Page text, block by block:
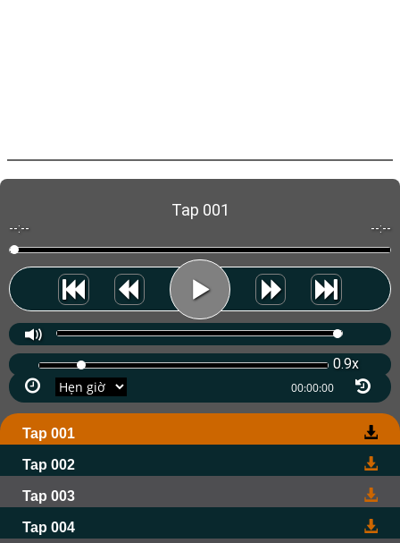
Tap 001
--:-- --:--
0.9x
Tap 001
Tap 002
Tap 003
Tap 004